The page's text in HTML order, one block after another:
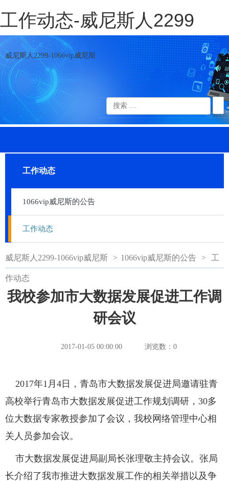
工作动态-威尼斯人2299
威尼斯人2299-1066vip威尼斯
工作动态
1066vip威尼斯的公告
工作动态
威尼斯人2299-1066vip威尼斯 > 1066vip威尼斯的公告 > 工
作动态
我校参加市大数据发展促进工作调
研会议
2017-01-05 00:00:00 浏览数： 0
2017年1月4日，青岛市大数据发展促进局邀请驻青
高校举行青岛市大数据发展促进工作规划调研，30多
位大数据专家教授参加了会议，我校网络管理中心相
关人员参加会议。
市大数据发展促进局副局长张理敬主持会议。张局
长介绍了我市推进大数据发展工作的相关举措以及争